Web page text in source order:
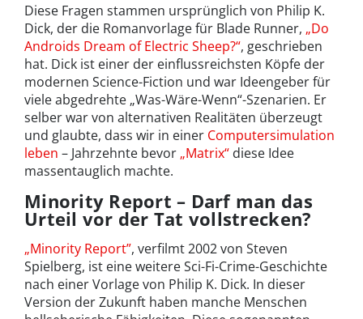
Diese Fragen stammen ursprünglich von Philip K.
Dick, der die Romanvorlage für Blade Runner, „Do
Androids Dream of Electric Sheep?“, geschrieben
hat. Dick ist einer der einflussreichsten Köpfe der
modernen Science-Fiction und war Ideengeber für
viele abgedrehte „Was-Wäre-Wenn“-Szenarien. Er
selber war von alternativen Realitäten überzeugt
und glaubte, dass wir in einer Computersimulation
leben – Jahrzehnte bevor „Matrix“ diese Idee
massentauglich machte.
Minority Report – Darf man das
Urteil vor der Tat vollstrecken?
„Minority Report”, verfilmt 2002 von Steven
Spielberg, ist eine weitere Sci-Fi-Crime-Geschichte
nach einer Vorlage von Philip K. Dick. In dieser
Version der Zukunft haben manche Menschen